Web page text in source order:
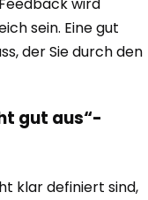
sein. Eine gut
der Sie durch den
gut aus“-
klar definiert sind,